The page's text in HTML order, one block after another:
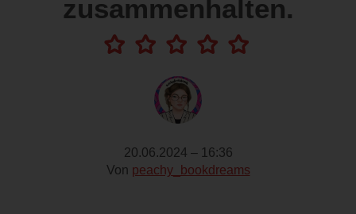
zusammenhalten.
20.06.2024 – 16:36
Von peachy_bookdreams